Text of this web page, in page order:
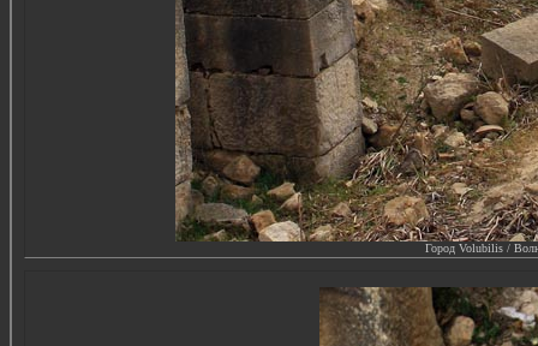
Город Volubilis /